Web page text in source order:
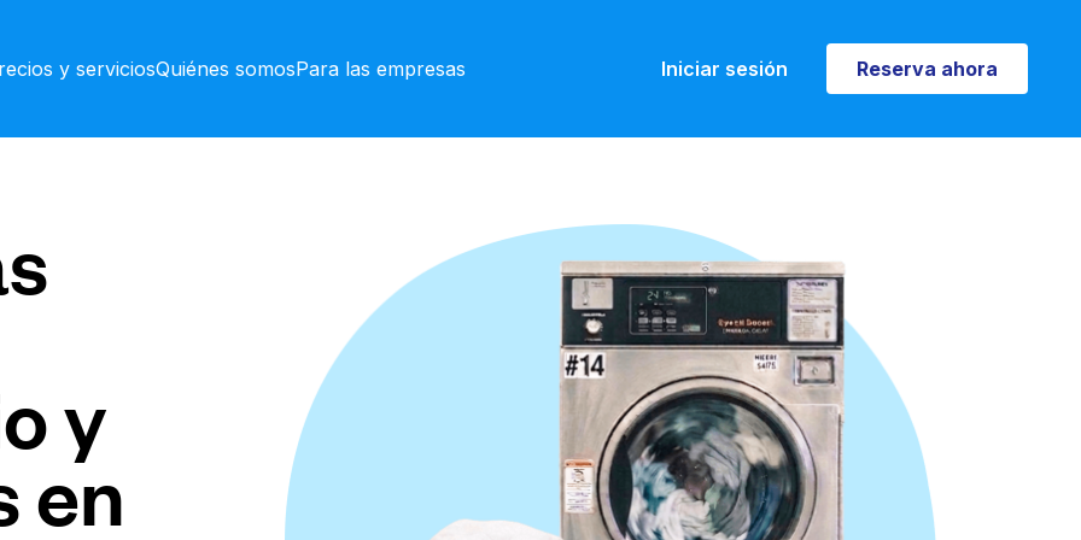
y serviciosQuiénes somosPara las empresas Iniciar sesión Reserva ahora
Reserva ahora
y
en